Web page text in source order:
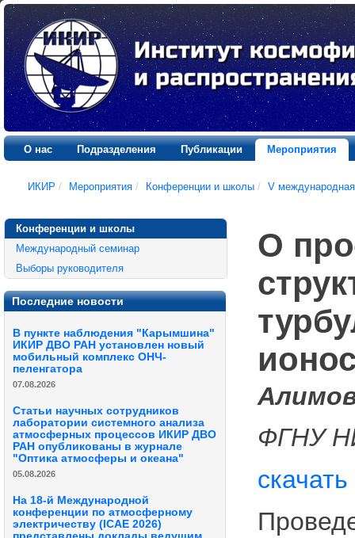
О нас Подразделения Публикации Мероприятия
ИКИР / Мероприятия / Конференции и школы / V
Конференции и школы
Международный семинар
Выборы руководителя
Последние новости
В пункте наблюдения "Карымшина"
ИКИР ДВО РАН установлен новый
мобильный комплекс ОНЧ-
пеленгатора
07.08.2026
Статьи научных сотрудников
лаборатории системного анализа
атмосферных процессов ИКИР ДВО
РАН опубликованы в журнале
"Оптика атмосферы и океана"
05.08.2026
На 18-й Международной
конференции по атмосферному
электричеству (ICAE 2026)
О
ФГНУ
скачать